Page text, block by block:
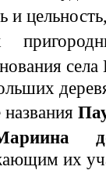
цельность,
их